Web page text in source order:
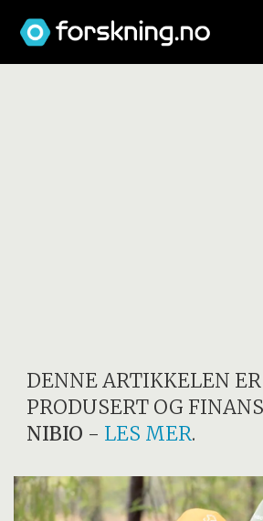
DENNE ARTIKKELEN ER
PRODUSERT OG
NIBIO - LES MER.